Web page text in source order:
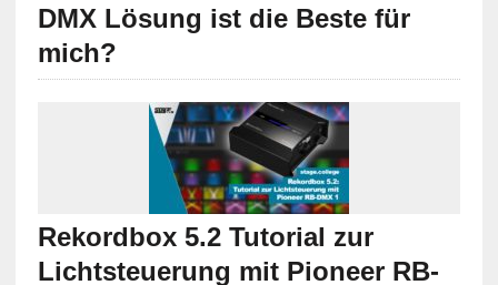
DMX Lösung ist die Beste für
mich?
Rekordbox 5.2 Tutorial zur
Lichtsteuerung mit Pioneer RB-